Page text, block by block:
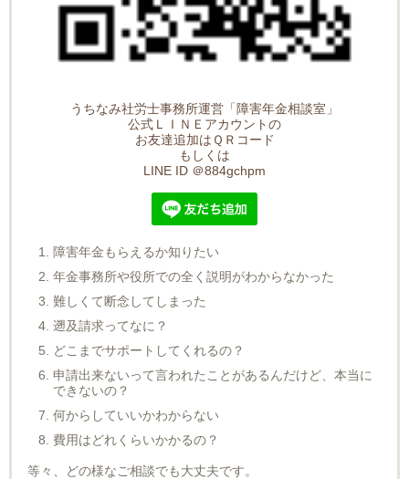
うちなみ社労士事務所運営「障害年金相談室」
公式ＬＩＮＥアカウントの
お友達追加はＱＲコード
もしくは
LINE ID ＠884gchpm
障害年金もらえるか知りたい
年金事務所や役所での全く説明がわからなかった
難しくて断念してしまった
遡及請求ってなに？
どこまでサポートしてくれるの？
申請出来ないって言われたことがあるんだけど、本当に
できないの？
何からしていいかわからない
費用はどれくらいかかるの？
等々、どの様なご相談でも大丈夫です。